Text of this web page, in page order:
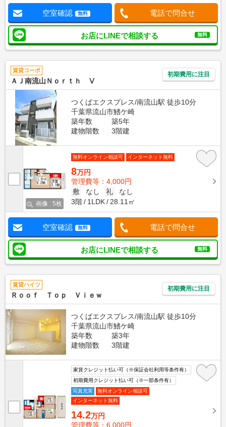
空室確認 無料 電話で問合せ
お店にLINEで相談する 無料
賃貸コーポ
ＡＪ南流山Ｎｏｒｔｈ Ⅴ
初期費用に注目
つくばエクスプレス/南流山駅 徒歩10分
千葉県流山市鰭ケ崎
築年数
築5年
建物階数
3階建
画像 : 5枚
無料オンライン相談可 インターネット無料
8万円
管理費等：4,000円
敷
なし 礼
なし
3階
1LDK 28.11㎡
空室確認 無料 電話で問合せ
お店にLINEで相談する 無料
賃貸ハイツ
Ｒｏｏｆ Ｔｏｐ Ｖｉｅｗ
初期費用に注目
つくばエクスプレス/南流山駅 徒歩10分
千葉県流山市鰭ケ崎
築年数
築3年
建物階数
3階建
家賃クレジット払い可（※保証会社利用等条件有）
初期費用クレジット払い可（※一部条件有）
写真充実
無料オンライン相談可
インターネット無料
14.2万円
管理費等：6,000円